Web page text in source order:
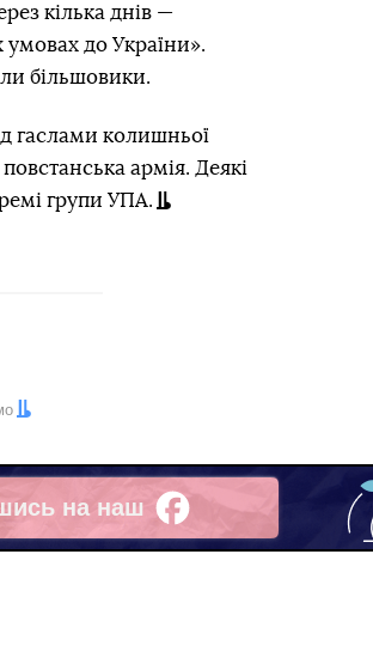
кілька днів —
до України».
більшовики.
гаслами колишньої
армія. Деякі
групи УПА.
на наш